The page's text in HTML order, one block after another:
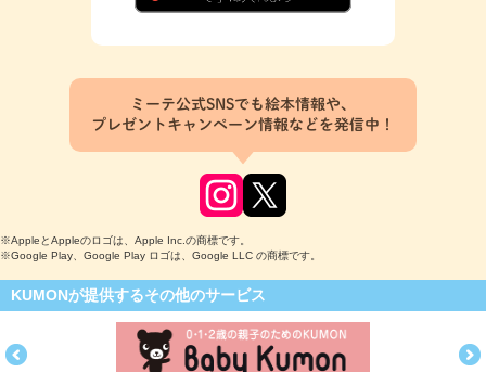
ミーテ公式SNSでも絵本情報や、
プレゼントキャンペーン情報などを発信中！
※AppleとAppleのロゴは、Apple Inc.の商標です。
※Google Play、Google Play ロゴは、Google LLC の商標です。
KUMONが提供するその他のサービス